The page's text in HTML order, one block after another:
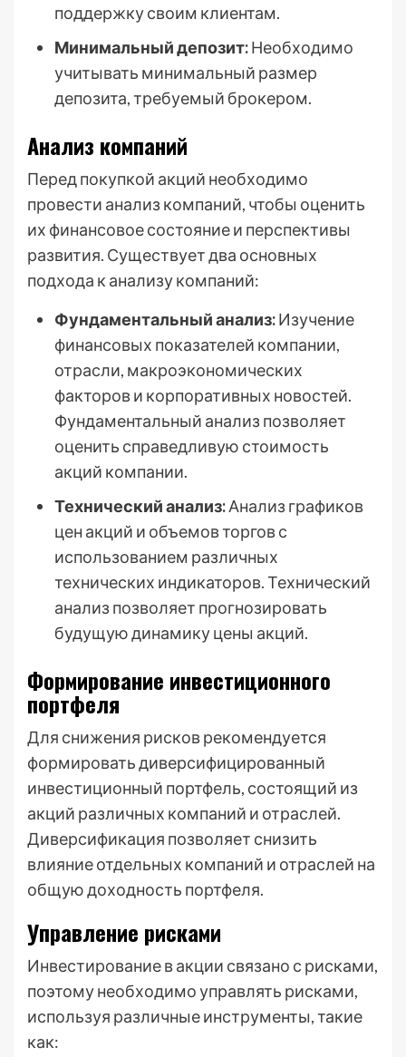
поддержку своим клиентам.
Минимальный депозит:Необходимо
учитывать минимальный размер
депозита, требуемый брокером.
Анализ компаний
Перед покупкой акций необходимо
провести анализ компаний, чтобы оценить
их финансовое состояние и перспективы
развития. Существует два основных
подхода к анализу компаний:
Фундаментальный анализ:Изучение
финансовых показателей компании,
отрасли, макроэкономических
факторов и корпоративных новостей.
Фундаментальный анализ позволяет
оценить справедливую стоимость
акций компании.
Технический анализ:Анализ графиков
цен акций и объемов торгов с
использованием различных
технических индикаторов. Технический
анализ позволяет прогнозировать
будущую динамику цены акций.
Формирование инвестиционного
портфеля
Для снижения рисков рекомендуется
формировать диверсифицированный
инвестиционный портфель, состоящий из
акций различных компаний и отраслей.
Диверсификация позволяет снизить
влияние отдельных компаний и отраслей на
общую доходность портфеля.
Управление рисками
Инвестирование в акции связано с рисками,
поэтому необходимо управлять рисками,
используя различные инструменты, такие
как: